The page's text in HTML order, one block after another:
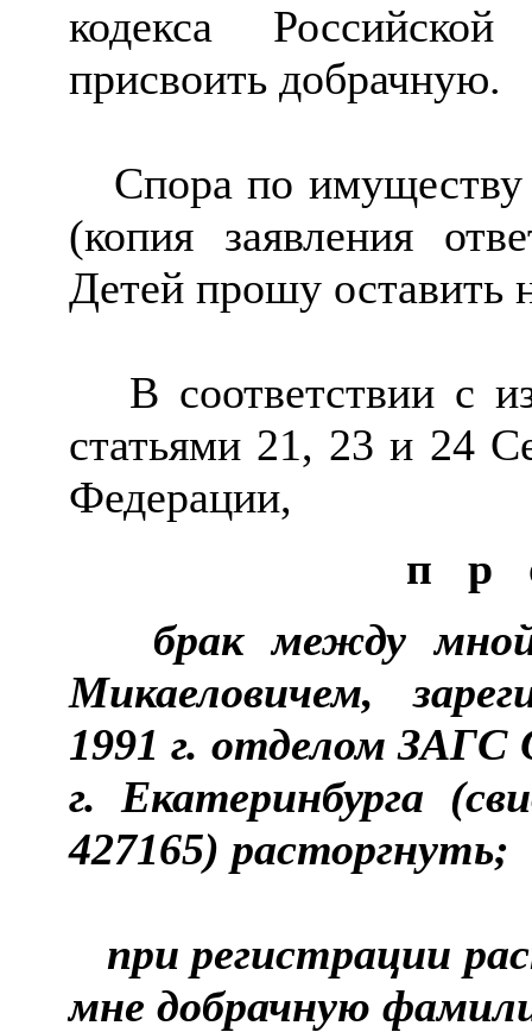
кодекса
присвоить добрачную.
Спора по имуществу
(копия заявления
Детей прошу оставить
В соответствии с
статьями 21, 23 и 24
Федерации,
п р
брак между
Микаеловичем,
1991 г. отделом ЗАГС
г. Екатеринбурга
427165) расторгнуть;
при регистрации
мне добрачную